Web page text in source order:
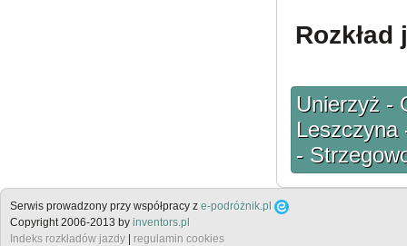
Unierzyż -
Leszczyna
-
Serwis prowadzony przy współpracy z e-podróżnik.pl
Copyright 2006-2013 by inventors.pl
Indeks rozkładów jazdy | regulamin cookies